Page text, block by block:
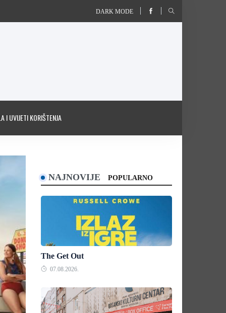
DARK MODE
I UVIJETI KORIŠTENJA
NAJNOVIJE POPULARNO
The Get Out
07.08.2026.